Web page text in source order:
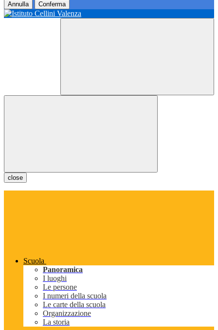
Annulla Conferma
close
Scuola
Panoramica
I luoghi
Le persone
I numeri della scuola
Le carte della scuola
Organizzazione
La storia